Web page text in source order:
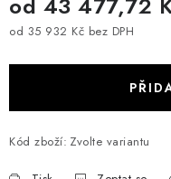
od 35 932 Kč bez DPH
Kód zboží: Zvolte variantu